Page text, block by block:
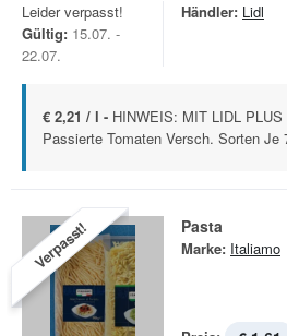
Leider verpasst!
Gültig: 15.07. -
22.07.
Händler: Lidl
€ 2,21 / l - HINWEIS: MIT LIDL
Passierte Tomaten Versch. Sorten Je
Verpasst! Pasta
Marke: Italiamo